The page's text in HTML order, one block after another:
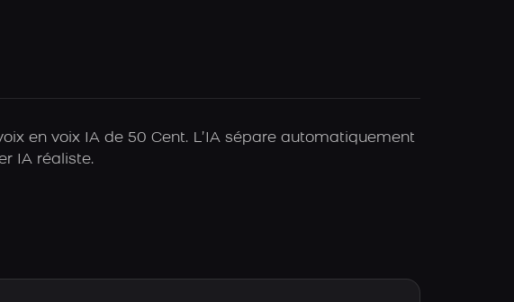
en voix IA de 50 Cent. L’IA sépare automatiquement
IA réaliste.